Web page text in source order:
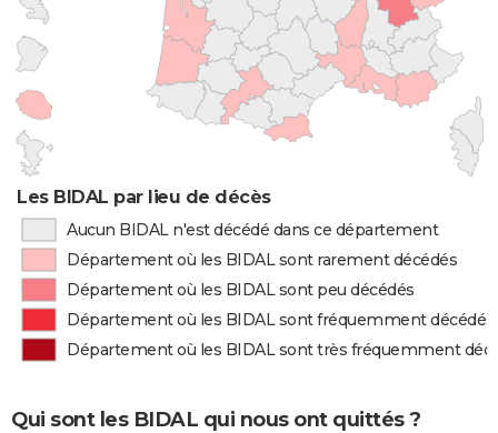
Les BIDAL par lieu de décès
Aucun BIDAL n'est décédé dans ce département
Département où les BIDAL sont rarement décédés
Département où les BIDAL sont peu décédés
Département où les BIDAL sont fréquemment décédés
Département où les BIDAL sont très fréquemment
Qui sont les BIDAL qui nous ont quittés ?